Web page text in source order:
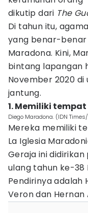
dikutip dari The
Di tahun itu,
yang benar-
Maradona. Kini,
bintang lapangan
November 2020
jantung.
1. Memiliki
Diego Maradona. (IDN
Mereka memiliki
La Iglesia
Geraja ini
ulang tahun ke-38
Pendirinya adalah
Veron dan Hernan